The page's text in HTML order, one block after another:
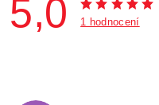
5,0 1 hodnocení